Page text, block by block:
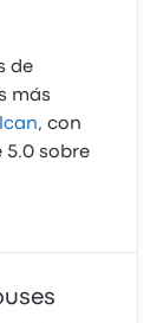
de
más
, con
5.0 sobre